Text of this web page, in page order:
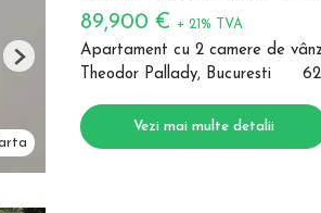
Next
89,900 € + 21% TVA
Apartament cu 2 camere de
Theodor Pallady, Bucuresti
Vezi mai multe detalii